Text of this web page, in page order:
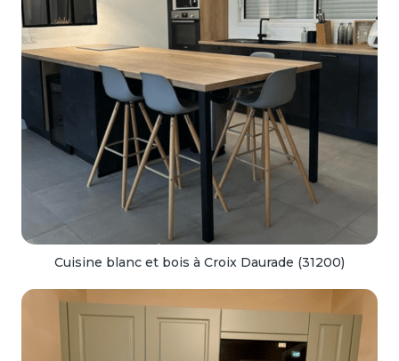
Cuisine blanc et bois à Croix Daurade (31200)